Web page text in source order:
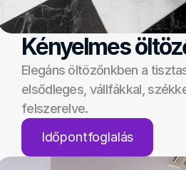
Kényelmes
Elegáns öltözőnkben a
elsődleges, vállfákkal,
felszerelve.
Időpontfoglalás